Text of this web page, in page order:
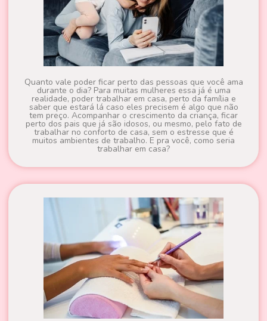
Quanto vale poder ficar perto das pessoas que você ama
durante o dia? Para muitas mulheres essa já é uma
realidade, poder trabalhar em casa, perto da família e
saber que estará lá caso eles precisem é algo que não
tem preço. Acompanhar o crescimento da criança, ficar
perto dos pais que já são idosos, ou mesmo, pelo fato de
trabalhar no conforto de casa, sem o estresse que é
muitos ambientes de trabalho. E pra você, como seria
trabalhar em casa?